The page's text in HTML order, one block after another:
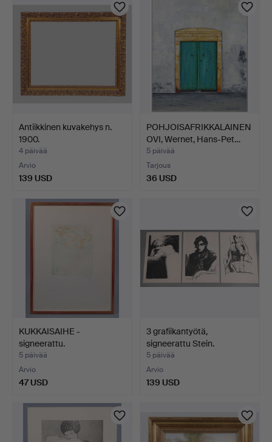
Antiikkinen kuvakehys n.
1900.
4 päivää
Arvio
139 USD
POHJOISAFRIKKALAINEN
OVI, Wernet, Hans-Pet…
5 päivää
Tarjous
36 USD
KUKKAISAIHE -
signeerattu.
5 päivää
Arvio
47 USD
3 grafiikantyötä,
signeerattu Stein.
5 päivää
Arvio
139 USD